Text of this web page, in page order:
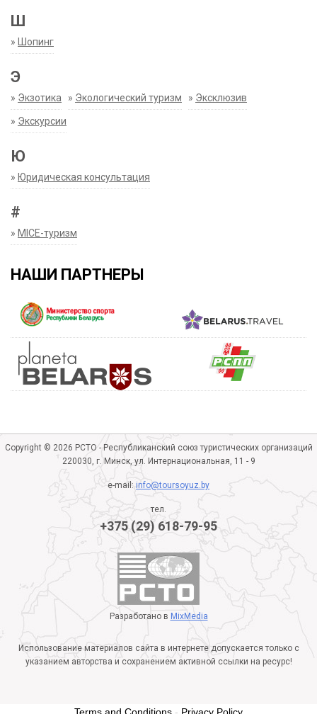
Ш
» Шопинг
Э
» Экзотика » Экологический туризм » Эксклюзив
» Экскурсии
Ю
» Юридическая консультация
#
» MICE-туризм
НАШИ ПАРТНЕРЫ
Copyright © 2026 РСТО - Республиканский союз туристических организаций
220030, г. Минск, ул. Интернациональная, 11 - 9
e-mail:info@toursoyuz.by
тел.
+375 (29) 618-79-95
Разработано в MixMedia
Использование материалов сайта в интернете допускается только с
указанием авторства и сохранением активной ссылки на ресурс!